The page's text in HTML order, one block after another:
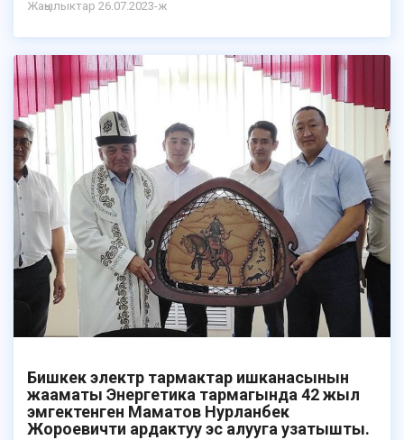
Жаңылыктар 26.07.2023-ж
Бишкек электр тармактар ишканасынын
жааматы Энергетика тармагында 42 жыл
эмгектенген Маматов Нурланбек
Жороевичти ардактуу эс алууга узатышты.